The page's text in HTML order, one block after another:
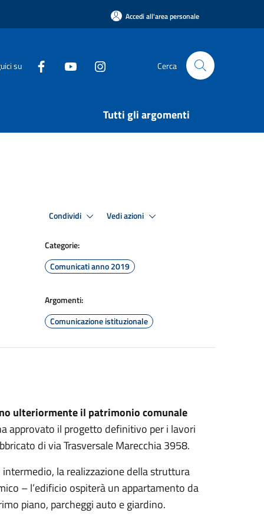
Accedi all'area personale
su Cerca
Tutti gli argomenti
Condividi Vedi azioni
Categorie:
Comunicati anno 2019
Argomenti:
Comunicazione istituzionale
ulteriormente il patrimonio comunale
approvato il progetto definitivo per i lavori
di via Trasversale Marecchia 3958.
la realizzazione della struttura
– l’edificio ospiterà un appartamento da
piano, parcheggi auto e giardino.